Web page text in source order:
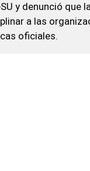
y denunció que
a las
oficiales.